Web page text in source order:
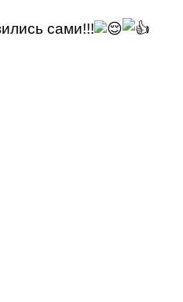
сами!!!